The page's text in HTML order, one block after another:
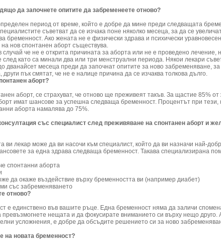
да започнете опитите да забременеете отново?
период от време, който е добре да мине преди следващата
съветват да се изчака поне няколко месеца, за да се
бременност. Ако жената не е физически здрава и психически
нов спонтанен аборт съществува.
случай че не е открита причината за аборта или не е проведено лечение,
като са минали два или три менструални периода. Някои лекари
дванайсет месеца преди да започнат опитите за ново забременяване,
други пък смятат, че не е налице причина да се изчаква толкова дълго.
аборт?
аборт, се страхуват, че отново ще преживеят такъв. За щастие 85% от
имат шансове за успешна следваща бременност. Процентът при тези,
аборта намалява до 75%.
със специалист след преживяване на спонтанен аборт и
ви лекар може да ви насочи към специалист, който да ви назначи най-
за една здрава следваща бременност. Такава специализирана
спонтанни аборта
да окаже въздействие върху бременността ви (например диабет)
със забременяването
отново?
е единствено във вашите ръце. Една бременност няма да заличи
превъзмогнете нещата и да фокусирате вниманието си върху нещо друго.
усложнения, е добре да обсъдите решението си за ново
на новата бременност?